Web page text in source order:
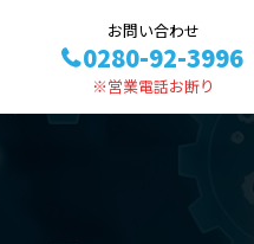
お問い合わせ
0280-92-3996
※営業電話お断り